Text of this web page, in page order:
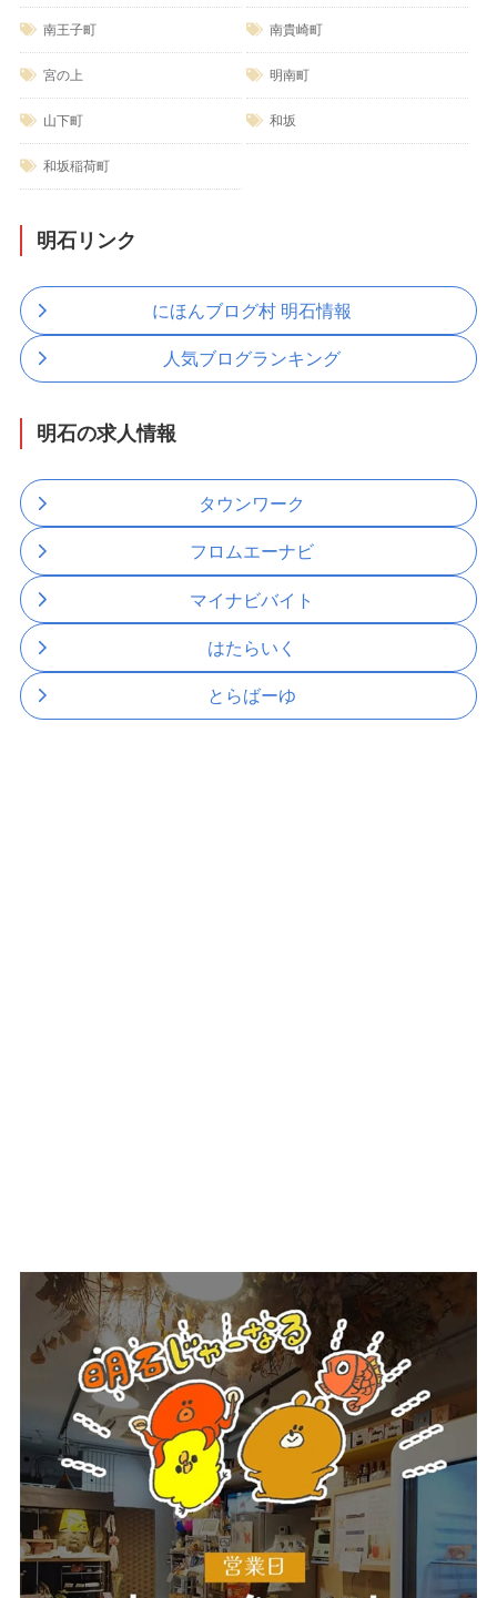
南王子町 南貴崎町
宮の上 明南町
山下町 和坂
和坂稲荷町
明石リンク
にほんブログ村 明石情報
人気ブログランキング
明石の求人情報
タウンワーク
フロムエーナビ
マイナビバイト
はたらいく
とらばーゆ